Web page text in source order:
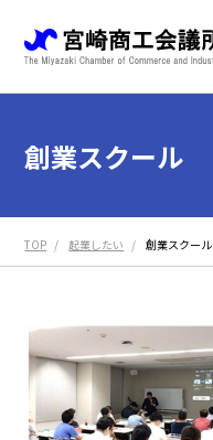
創業スクール
TOP 起業したい 創業スクール